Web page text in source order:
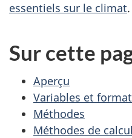
essentiels sur le climat.
Sur cette
Aperçu
Variables et
Méthodes
Méthodes de